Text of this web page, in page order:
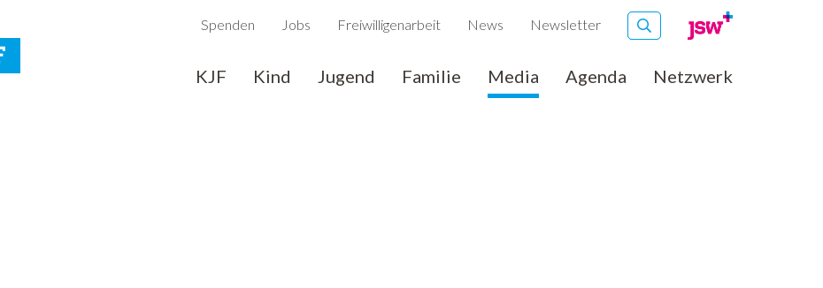
Spenden Jobs Freiwilligenarbeit News Newsletter
KJF Kind Jugend Familie Media Agenda Netzwerk